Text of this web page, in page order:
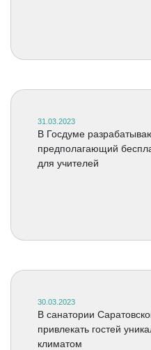
31.03.2023
В Госдуме
предполагающий
для учителей
30.03.2023
В санатории
привлекать гостей
климатом